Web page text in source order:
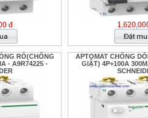
đ
RÒ(CHỐNG
- A9R74225 -
APTOMAT CHỐNG
GIẬT) 4P+100A